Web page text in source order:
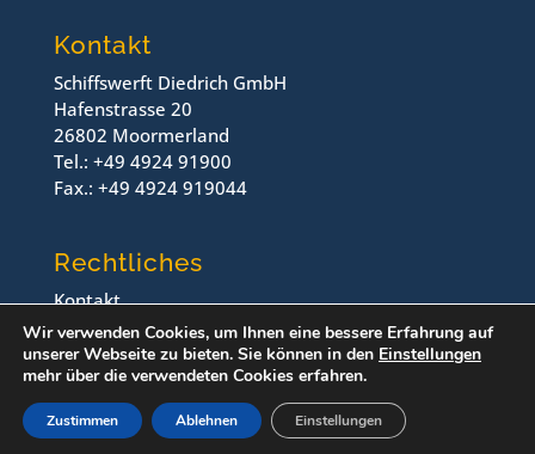
Kontakt
Schiffswerft Diedrich GmbH
Hafenstrasse 20
26802 Moormerland
Tel.: +49 4924 91900
Fax.: +49 4924 919044
Rechtliches
Kontakt
Impressum
Datenschutz
© Schiffswerft Diedrich, 2024
Wir verwenden Cookies, um Ihnen eine bessere Erfahrung auf
unserer Webseite zu bieten. Sie können in den Einstellungen
mehr über die verwendeten Cookies erfahren.
Zustimmen Ablehnen Einstellungen